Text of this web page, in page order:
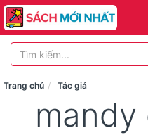
Trang chủ Tác giả
mandy